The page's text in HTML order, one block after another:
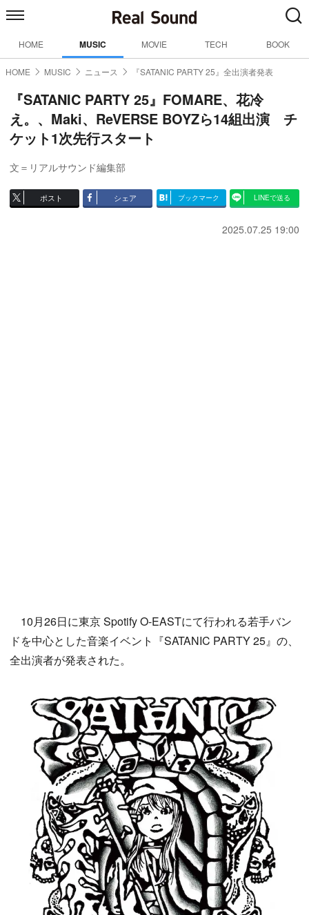
HOME MUSIC MOVIE TECH BOOK
HOME MUSIC ニュース 『SATANIC PARTY 25』全出演者発表
『SATANIC PARTY 25』FOMARE、花冷
え。、Maki、ReVERSE BOYZら14組出演 チ
ケット1次先行スタート
文＝リアルサウンド編集部
ポスト シェア ブックマーク LINEで送る
2025.07.25 19:00
10月26日に東京 Spotify O-EASTにて行われる若手バン
ドを中心とした音楽イベント『SATANIC PARTY 25』の、
全出演者が発表された。